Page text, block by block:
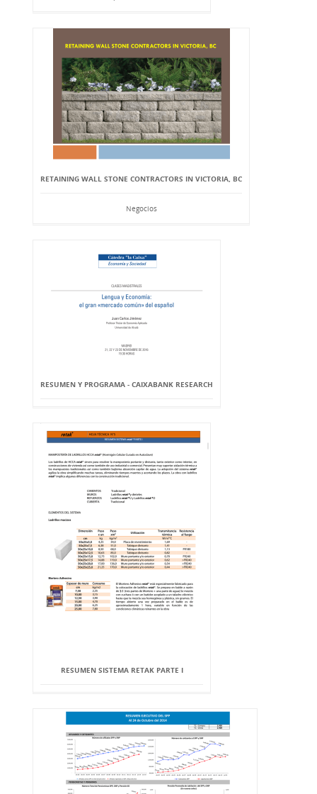
RETAINING WALL STONE CONTRACTORS IN VICTORIA, BC
Negocios
RESUMEN Y PROGRAMA - CAIXABANK RESEARCH
RESUMEN SISTEMA RETAK PARTE I